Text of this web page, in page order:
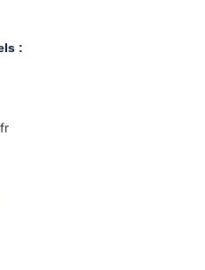
: